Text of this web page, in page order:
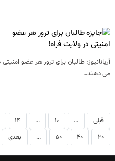
می دهند…
قبلی ...
10
...
14
30
40
50
... بعدی